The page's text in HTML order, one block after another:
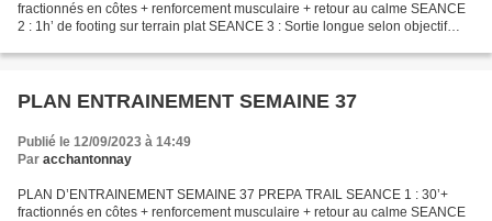
fractionnés en côtes + renforcement musculaire + retour au calme SEANCE
2 : 1h’ de footing sur terrain plat SEANCE 3 : Sortie longue selon objectif
PLAN ENTRAINEMENT SEMAINE 37
Publié le 12/09/2023 à 14:49
Par acchantonnay
PLAN D’ENTRAINEMENT SEMAINE 37 PREPA TRAIL SEANCE 1 : 30’+
fractionnés en côtes + renforcement musculaire + retour au calme SEANCE